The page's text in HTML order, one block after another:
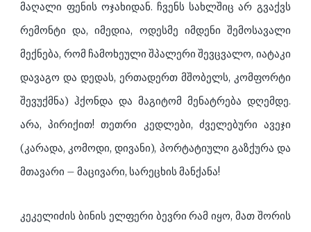
მაღალი ფენის ოჯახიდან. ჩვენს სახლშიც არ გვაქვს
რემონტი და, იმედია, ოდესმე იმდენი შემოსავალი
მექნება, რომ ჩამოხეული შპალერი შევცვალო, იატაკი
დავაგო და დედას, ერთადერთ მშობელს, კომფორტი
შევუქმნა) ჰქონდა და მაგიტომ მენატრება დღემდე.
არა, პირიქით! თეთრი კედლები, ძველებური ავეჯი
(კარადა, კომოდი, დივანი), პორტატიული გაზქურა და
მთავარი – მაცივარი, სარეცხის მანქანა!
კეკელიძის ბინის ელფერი ბევრი რამ იყო, მათ შორის